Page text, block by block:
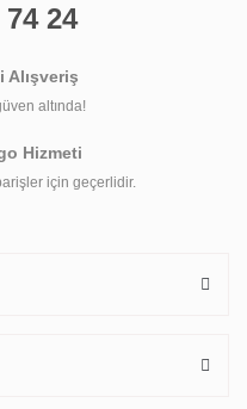
74 24
Alışveriş
altında!
Hizmeti
için geçerlidir.